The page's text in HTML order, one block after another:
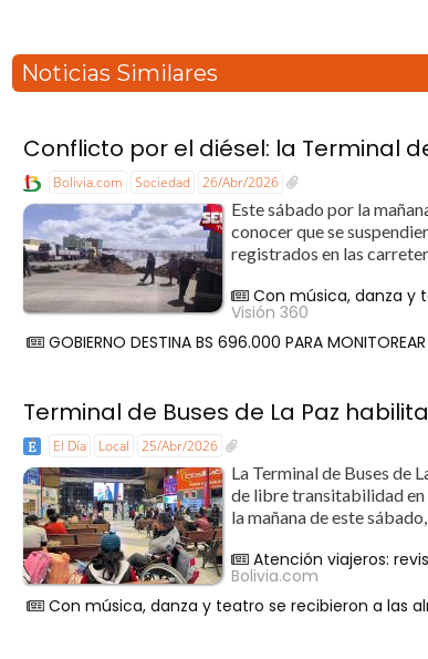
Noticias Similares
Conflicto por el diésel: la Terminal
Bolivia.com Sociedad 26/Abr/2026
Este sábado por la
conocer que se
registrados en las
Con música, danza y
Visión 360
GOBIERNO DESTINA BS 696.000 PARA
Terminal de Buses de La Paz
El Día Local 25/Abr/2026
La Terminal de Buses de
de libre transitabilidad en
la mañana de este
Atención viajeros:
Bolivia.com
Con música, danza y teatro se recibieron a las